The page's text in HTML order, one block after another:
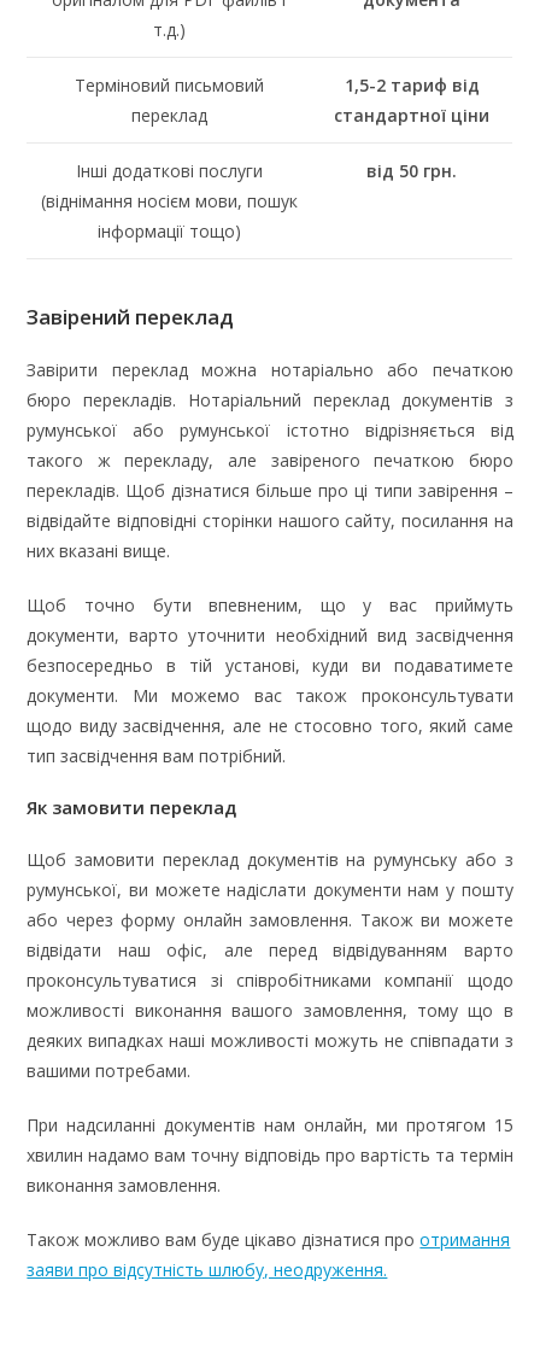
т.д.)
Терміновий письмовий
переклад
1,5-2 тариф від
стандартної ціни
Інші додаткові послуги
(віднімання носієм мови, пошук
інформації тощо)
від 50 грн.
Завірений переклад
Завірити переклад можна нотаріально або печаткою
бюро перекладів. Нотаріальний переклад документів з
румунської або румунської істотно відрізняється від
такого ж перекладу, але завіреного печаткою бюро
перекладів. Щоб дізнатися більше про ці типи завірення –
відвідайте відповідні сторінки нашого сайту, посилання на
них вказані вище.
Щоб точно бути впевненим, що у вас приймуть
документи, варто уточнити необхідний вид засвідчення
безпосередньо в тій установі, куди ви подаватимете
документи. Ми можемо вас також проконсультувати
щодо виду засвідчення, але не стосовно того, який саме
тип засвідчення вам потрібний.
Як замовити переклад
Щоб замовити переклад документів на румунську або з
румунської, ви можете надіслати документи нам у пошту
або через форму онлайн замовлення. Також ви можете
відвідати наш офіс, але перед відвідуванням варто
проконсультуватися зі співробітниками компанії щодо
можливості виконання вашого замовлення, тому що в
деяких випадках наші можливості можуть не співпадати з
вашими потребами.
При надсиланні документів нам онлайн, ми протягом 15
хвилин надамо вам точну відповідь про вартість та термін
виконання замовлення.
Також можливо вам буде цікаво дізнатися проотримання
заяви про відсутність шлюбу, неодруження.